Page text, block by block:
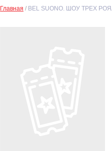
Главная BEL SUONO. ШОУ ТРЕХ